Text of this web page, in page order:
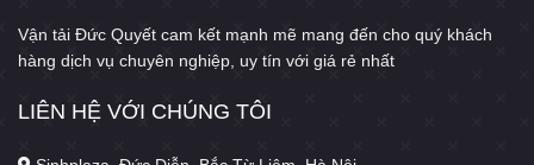
Vận tải Đức Quyết cam kết mạnh mẽ mang đến cho quý khách
hàng dịch vụ chuyên nghiệp, uy tín với giá rẻ nhất
LIÊN HỆ VỚI CHÚNG TÔI